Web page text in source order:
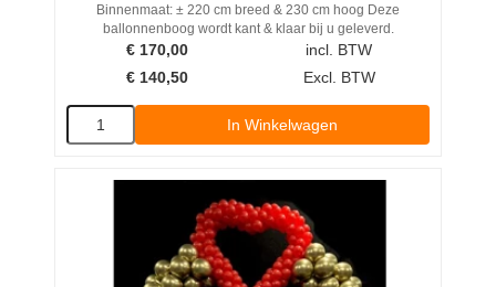
Binnenmaat: ± 220 cm breed & 230 cm hoog Deze
ballonnenboog wordt kant & klaar bij u geleverd.
€ 170,00
incl. BTW
€ 140,50 Excl. BTW
In Winkelwagen